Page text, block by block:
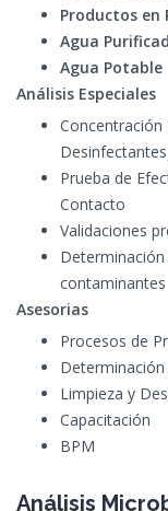
Productos en
Agua
Agua Potable
Análisis Especiales
Prueba de
Contacto
Validaciones
contaminantes
Asesorias
Procesos de
Limpieza y
Capacitación
BPM
Análisis